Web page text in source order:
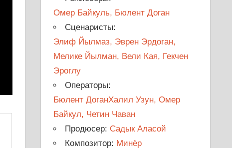
Омер Байкуль, Бюлент Доган
Сценаристы:
Элиф Йылмаз, Эврен Эрдоган,
Мелике Йылман, Вели Кая, Гекчен
Эроглу
Операторы:
Бюлент ДоганХалил Узун, Омер
Байкул, Четин Чаван
Продюсер: Садык Аласой
Композитор: Минёр